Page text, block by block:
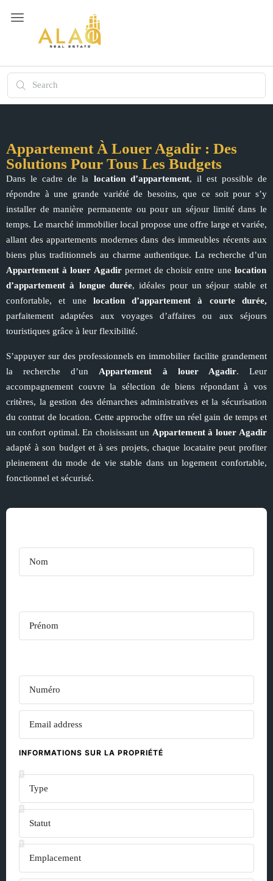
Appartement À Louer Agadir : Des
Solutions Pour Tous Les Budgets
Dans le cadre de la location d’appartement, il est possible de
répondre à une grande variété de besoins, que ce soit pour s’y
installer de manière permanente ou pour un séjour limité dans le
temps. Le marché immobilier local propose une offre large et variée,
allant des appartements modernes dans des immeubles récents aux
biens plus traditionnels au charme authentique. La recherche d’un
Appartement à louer Agadir permet de choisir entre une location
d’appartement à longue durée, idéales pour un séjour stable et
confortable, et une location d’appartement à courte durée,
parfaitement adaptées aux voyages d’affaires ou aux séjours
touristiques grâce à leur flexibilité.
S’appuyer sur des professionnels en immobilier facilite grandement
la recherche d’un Appartement à louer Agadir. Leur
accompagnement couvre la sélection de biens répondant à vos
critères, la gestion des démarches administratives et la sécurisation
du contrat de location. Cette approche offre un réel gain de temps et
un confort optimal. En choisissant un Appartement à louerAgadir
adapté à son budget et à ses projets, chaque locataire peut profiter
pleinement du mode de vie stable dans un logement confortable,
fonctionnel et sécurisé.
INFORMATIONS SUR LA PROPRIÉTÉ